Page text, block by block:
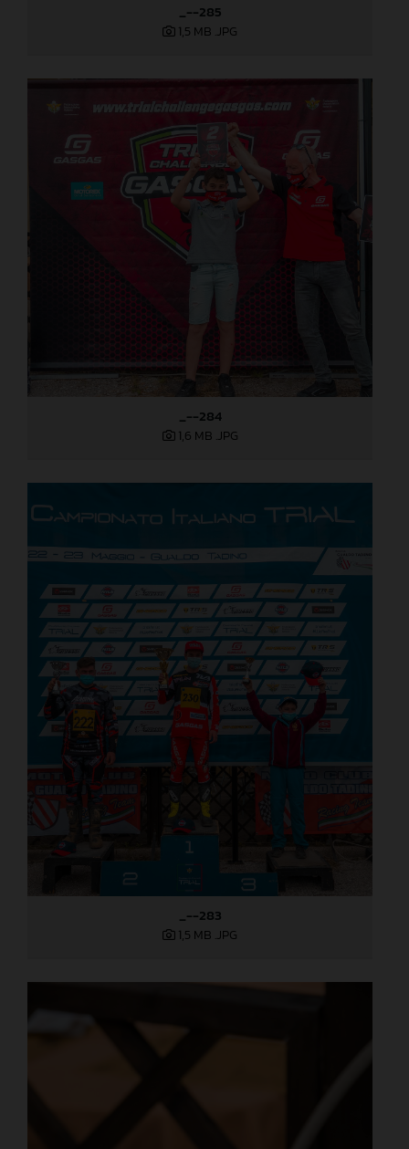
_--285
1,5 MB .JPG
_--284
1,6 MB .JPG
_--283
1,5 MB .JPG